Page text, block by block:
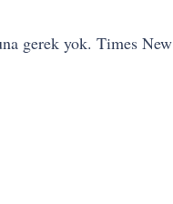
gerek yok. Times New